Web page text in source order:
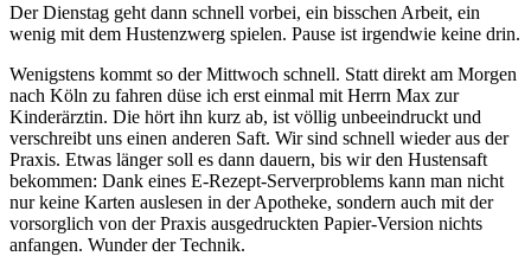
Der Dienstag geht dann schnell vorbei, ein bisschen Arbeit, ein
wenig mit dem Hustenzwerg spielen. Pause ist irgendwie keine drin.
Wenigstens kommt so der Mittwoch schnell. Statt direkt am Morgen
nach Köln zu fahren düse ich erst einmal mit Herrn Max zur
Kinderärztin. Die hört ihn kurz ab, ist völlig unbeeindruckt und
verschreibt uns einen anderen Saft. Wir sind schnell wieder aus der
Praxis. Etwas länger soll es dann dauern, bis wir den Hustensaft
bekommen: Dank eines E-Rezept-Serverproblems kann man nicht
nur keine Karten auslesen in der Apotheke, sondern auch mit der
vorsorglich von der Praxis ausgedruckten Papier-Version nichts
anfangen. Wunder der Technik.